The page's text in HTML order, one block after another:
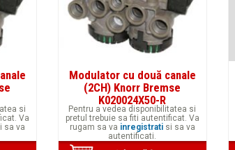
si
Va
sa va
Modulator cu două canale
(2CH) Knorr Bremse
K020024X50-R
Pentru a vedea disponibilitatea si
pretul trebuie sa fiti autentificat. Va
rugam sa va inregistratisi sa va
autentificati.